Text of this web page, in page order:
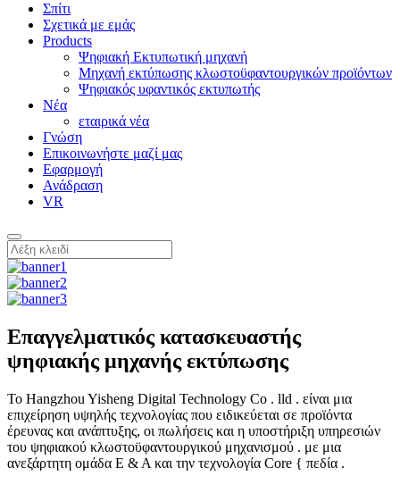
Σπίτι
Σχετικά με εμάς
Products
Ψηφιακή Εκτυπωτική μηχανή
Μηχανή εκτύπωσης κλωστοϋφαντουργικών προϊόντων
Ψηφιακός υφαντικός εκτυπωτής
Νέα
εταιρικά νέα
Γνώση
Επικοινωνήστε μαζί μας
Εφαρμογή
Ανάδραση
VR
Επαγγελματικός κατασκευαστής
ψηφιακής μηχανής εκτύπωσης
Το Hangzhou Yisheng Digital Technology Co . lld . είναι μια
επιχείρηση υψηλής τεχνολογίας που ειδικεύεται σε προϊόντα
έρευνας και ανάπτυξης, οι πωλήσεις και η υποστήριξη υπηρεσιών
του ψηφιακού κλωστοϋφαντουργικού μηχανισμού . με μια
ανεξάρτητη ομάδα Ε & Α και την τεχνολογία Core { πεδία .